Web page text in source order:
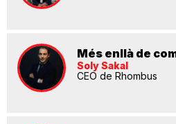
Més enllà de
Soly Sakal
CEO de Rhombus